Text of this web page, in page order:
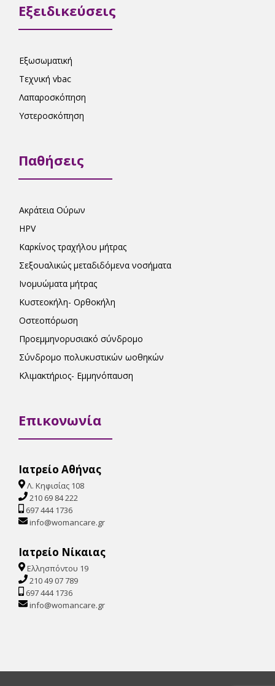
Εξειδικεύσεις
Εξωσωματική
Τεχνική vbac
Λαπαροσκόπηση
Υστεροσκόπηση
Παθήσεις
Ακράτεια Ούρων
HPV
Καρκίνος τραχήλου μήτρας
Σεξουαλικώς μεταδιδόμενα νοσήματα
Ινομυώματα μήτρας
Κυστεοκήλη- Ορθοκήλη
Οστεοπόρωση
Προεμμηνορυσιακό σύνδρομο
Σύνδρομο πολυκυστικών ωοθηκών
Κλιμακτήριος- Εμμηνόπαυση
Επικονωνία
Ιατρείο Αθήνας
Λ. Κηφισίας 108
210 69 84 222
697 444 1736
info@womancare.gr
Ιατρείο Νίκαιας
Ελλησπόντου 19
210 49 07 789
697 444 1736
info@womancare.gr